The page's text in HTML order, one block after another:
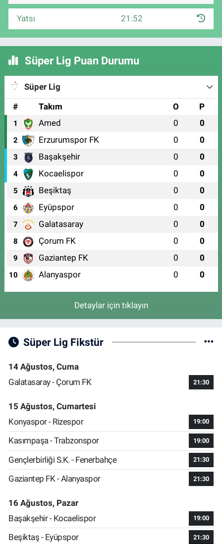
Yatsı 21:52
Süper Lig Puan Durumu
Süper Lig
#
Takım O P
1 Amed 0 0
2 Erzurumspor FK 0 0
3 Başakşehir 0 0
4 Kocaelispor 0 0
5 Beşiktaş 0 0
6 Eyüpspor 0 0
7 Galatasaray 0 0
8 Çorum FK 0 0
9 Gaziantep FK 0 0
10 Alanyaspor 0 0
Detaylar için tıklayın
Süper Lig Fikstür
14 Ağustos, Cuma
Galatasaray - Çorum FK
21:30
15 Ağustos, Cumartesi
Konyaspor - Rizespor
19:00
Kasımpaşa - Trabzonspor 19:00
Gençlerbirliği S.K. - Fenerbahçe 21:30
Gaziantep FK - Alanyaspor 21:30
16 Ağustos, Pazar
Başakşehir - Kocaelispor
19:00
Beşiktaş - Eyüpspor 21:30